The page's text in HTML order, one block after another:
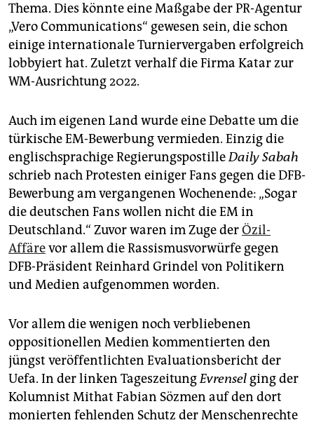
Thema. Dies könnte eine Maßgabe der PR-Agentur
„Vero Communications“ gewesen sein, die schon
einige internationale Turniervergaben erfolgreich
lobbyiert hat. Zuletzt verhalf die Firma Katar zur
WM-Ausrichtung 2022.
Auch im eigenen Land wurde eine Debatte um die
türkische EM-Bewerbung vermieden. Einzig die
englischsprachige RegierungspostilleDaily Sabah
schrieb nach Protesten einiger Fans gegen die DFB-
Bewerbung am vergangenen Wochenende: „Sogar
die deutschen Fans wollen nicht die EM in
Deutschland.“ Zuvor waren im Zuge derÖzil-
Affärevor allem die Rassismusvorwürfe gegen
DFB-Präsident Reinhard Grindel von Politikern
und Medien aufgenommen worden.
Vor allem die wenigen noch verbliebenen
oppositionellen Medien kommentierten den
jüngst veröffentlichten Evaluationsbericht der
Uefa. In der linken TageszeitungEvrensel ging der
Kolumnist Mithat Fabian Sözmen auf den dort
monierten fehlenden Schutz der Menschenrechte